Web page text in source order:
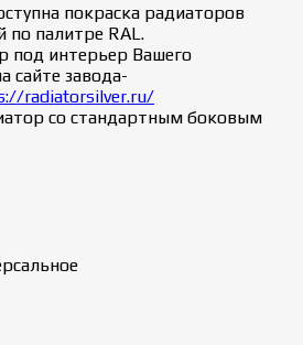
покраска радиаторов
по палитре RAL.
под интерьер Вашего
сайте завода-
radiatorsilver.ru/
со стандартным боковым